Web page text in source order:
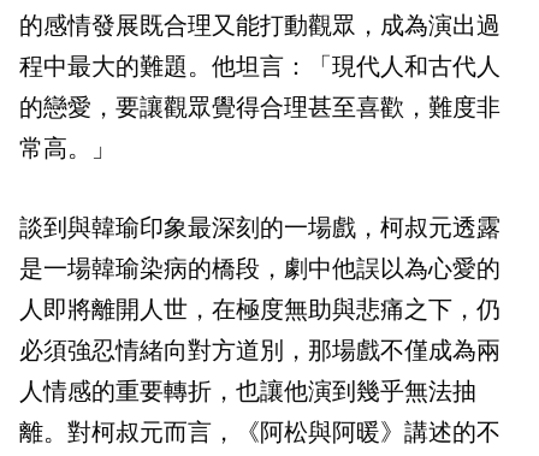
的感情發展既合理又能打動觀眾，成為演出過
程中最大的難題。他坦言：「現代人和古代人
的戀愛，要讓觀眾覺得合理甚至喜歡，難度非
常高。」
談到與韓瑜印象最深刻的一場戲，柯叔元透露
是一場韓瑜染病的橋段，劇中他誤以為心愛的
人即將離開人世，在極度無助與悲痛之下，仍
必須強忍情緒向對方道別，那場戲不僅成為兩
人情感的重要轉折，也讓他演到幾乎無法抽
離。對柯叔元而言，《阿松與阿暖》講述的不